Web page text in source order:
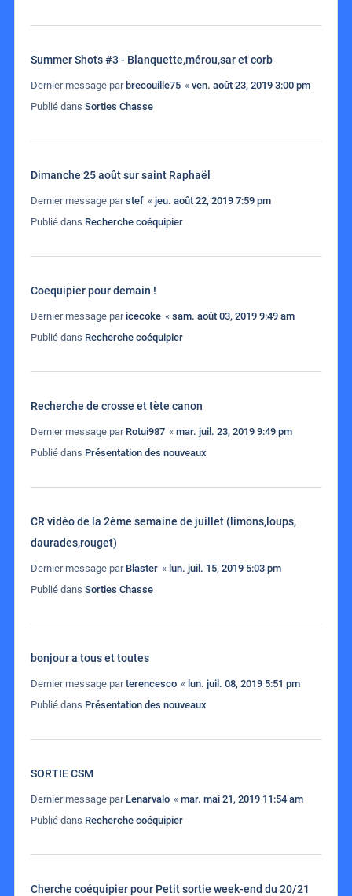
Summer Shots #3 - Blanquette,mérou,sar et corb
Dernier message par brecouille75 « ven. août 23, 2019 3:00 pm
Publié dans Sorties Chasse
Dimanche 25 août sur saint Raphaël
Dernier message parstef « jeu. août 22, 2019 7:59 pm
Publié dans Recherche coéquipier
Coequipier pour demain !
Dernier message paricecoke « sam. août 03, 2019 9:49 am
Publié dans Recherche coéquipier
Recherche de crosse et tète canon
Dernier message par Rotui987 « mar. juil. 23, 2019 9:49 pm
Publié dans Présentation des nouveaux
CR vidéo de la 2ème semaine de juillet (limons,loups,
daurades,rouget)
Dernier message par Blaster « lun. juil. 15, 2019 5:03 pm
Publié dans Sorties Chasse
bonjour a tous et toutes
Dernier message parterencesco « lun. juil. 08, 2019 5:51 pm
Publié dans Présentation des nouveaux
SORTIE CSM
Dernier message par Lenarvalo « mar. mai 21, 2019 11:54 am
Publié dans Recherche coéquipier
Cherche coéquipier pour Petit sortie week-end du 20/21